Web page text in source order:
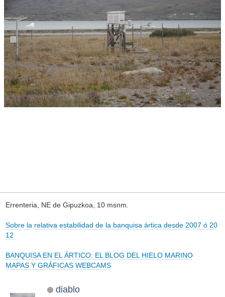
Errenteria, NE de Gipuzkoa, 10 msnm.
Sobre la relativa estabilidad de la banquisa ártica desde 2007 ó 20
12
BANQUISA EN EL ÁRTICO: EL BLOG DEL HIELO MARINO
MAPAS Y GRÁFICAS WEBCAMS
diablo